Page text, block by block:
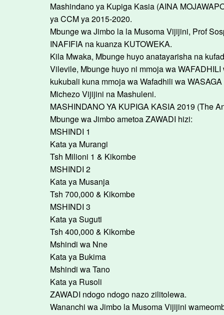
Mashindano ya Kupiga Kasia (AINA
ya CCM ya 2015-2020.
Mbunge wa Jimbo la la Musoma Vijijini, Prof
INAFIFIA na kuanza KUTOWEKA.
Kila Mwaka, Mbunge huyo anatayarisha na
Vilevile, Mbunge huyo ni mmoja wa
kukubali kuna mmoja wa Wafadhili wa
Michezo Vijijini na Mashuleni.
MASHINDANO YA KUPIGA KASIA 2019 (The
Mbunge wa Jimbo ametoa ZAWADI hizi:
MSHINDI 1
Kata ya Murangi
Tsh Milioni 1 & Kikombe
MSHINDI 2
Kata ya Musanja
Tsh 700,000 & Kikombe
MSHINDI 3
Kata ya Suguti
Tsh 400,000 & Kikombe
Mshindi wa Nne
Kata ya Bukima
Mshindi wa Tano
Kata ya Rusoli
ZAWADI ndogo ndogo nazo zilitolewa.
Wananchi wa Jimbo la Musoma Vijijini